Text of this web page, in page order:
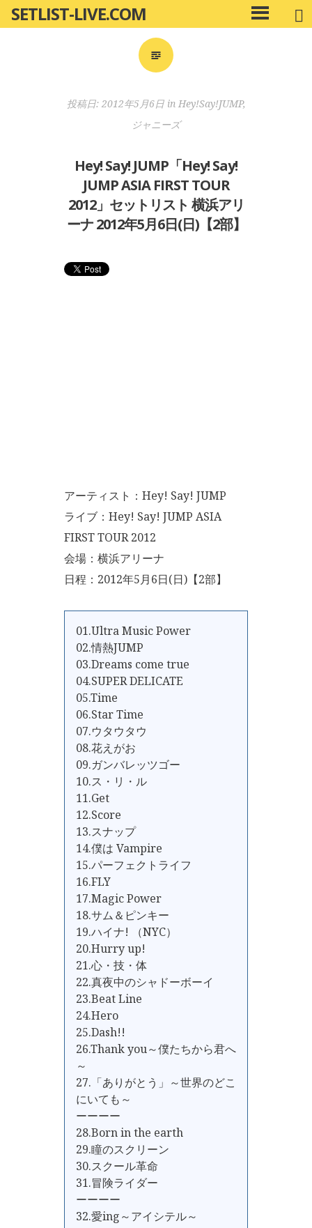
ン
SETLIST-LIVE.COM
メ
イ
投稿日: 2012年5月6日in Hey!Say!JUMP,
ジャニーズ
Hey! Say! JUMP「Hey! Say!
JUMP ASIA FIRST TOUR
2012」セットリスト 横浜アリ
ーナ 2012年5月6日(日)【2部】
アーティスト：Hey! Say! JUMP
ライブ：Hey! Say! JUMP ASIA
FIRST TOUR 2012
会場：横浜アリーナ
日程：2012年5月6日(日)【2部】
01.Ultra Music Power
02.情熱JUMP
03.Dreams come true
04.SUPER DELICATE
05.Time
06.Star Time
07.ウタウタウ
08.花えがお
09.ガンバレッツゴー
10.ス・リ・ル
11.Get
12.Score
13.スナップ
14.僕は Vampire
15.パーフェクトライフ
16.FLY
17.Magic Power
18.サム＆ピンキー
19.ハイナ! （NYC）
20.Hurry up!
21.心・技・体
22.真夜中のシャドーボーイ
23.Beat Line
24.Hero
25.Dash!!
26.Thank you～僕たちから君へ
～
27.「ありがとう」～世界のどこ
にいても～
ーーーー
28.Born in the earth
29.瞳のスクリーン
30.スクール革命
31.冒険ライダー
ーーーー
32.愛ing～アイシテル～